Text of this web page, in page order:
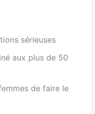
sérieuses
aux plus de 50
de faire le